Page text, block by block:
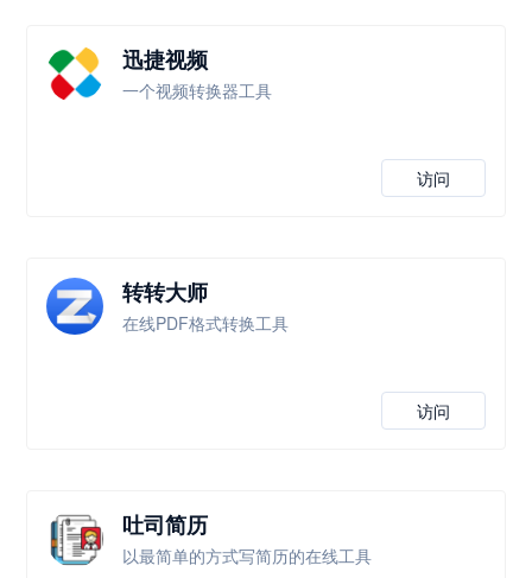
迅捷视频
一个视频转换器工具
访问
转转大师
在线PDF格式转换工具
访问
吐司简历
以最简单的方式写简历的在线工具